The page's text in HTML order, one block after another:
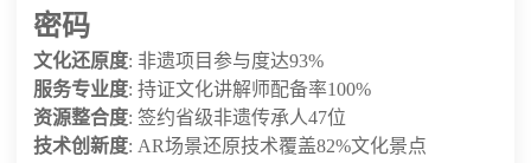
密码
文化还原度: 非遗项目参与度达93%
服务专业度: 持证文化讲解师配备率100%
资源整合度: 签约省级非遗传承人47位
技术创新度: AR场景还原技术覆盖82%文化景点